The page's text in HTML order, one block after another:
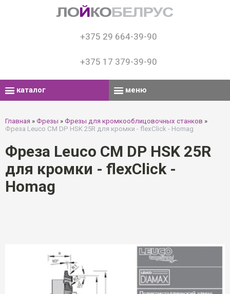
+375 29 664-39-90
+375 17 379-39-90
каталог меню
Главная » Фрезы » Фрезы для кромкооблицовочных станков »
Фреза Leuco CM DP HSK 25R для кромки - flexClick - Homag
Фреза Leuco CM DP HSK 25R
для кромки - flexClick -
Homag